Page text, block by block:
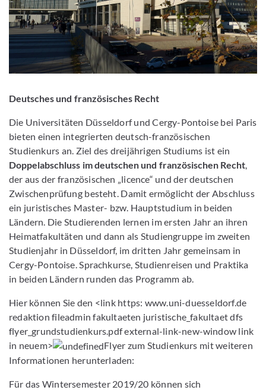
Deutsches und französisches Recht
Die Universitäten Düsseldorf und Cergy-Pontoise bei Paris
bieten einen integrierten deutsch-französischen
Studienkurs an. Ziel des dreijährigen Studiums ist ein
Doppelabschluss im deutschen und französischen Recht
der aus der französischen „licence“ und der deutschen
Zwischenprüfung besteht. Damit ermöglicht der Abschluss
ein juristisches Master- bzw. Hauptstudium in beiden
Ländern. Die Studierenden lernen im ersten Jahr an ihren
Heimatfakultäten und dann als Studiengruppe im zweiten
Studienjahr in Düsseldorf, im dritten Jahr gemeinsam in
Cergy-Pontoise. Sprachkurse, Studienreisen und Praktika
in beiden Ländern runden das Programm ab.
Hier können Sie den <link https: www.uni-duesseldorf.de
redaktion fileadmin fakultaeten juristische_fakultaet dfs
flyer_grundstudienkurs.pdf external-link-new-window link
in neuem>
Flyer zum Studienkurs mit weiteren
Informationen herunterladen:
Für das Wintersemester 2019/20 können sich